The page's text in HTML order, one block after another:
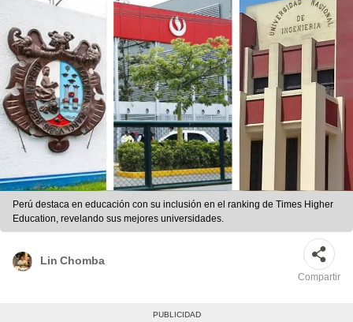
Perú destaca en educación con su inclusión en el ranking de Times Higher
Education, revelando sus mejores universidades.
Lin Chomba
Compartir